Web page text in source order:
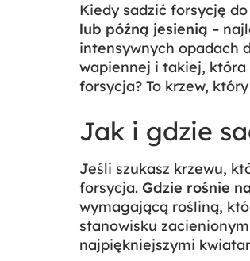
Kiedy sadzić forsycję
lub późną jesienią –
intensywnych opadach
wapiennej i takiej, która
forsycja? To krzew,
Jak i gdzie
Jeśli szukasz krzewu,
forsycja. Gdzie rośnie
wymagającą rośliną,
stanowisku
najpiękniejszymi